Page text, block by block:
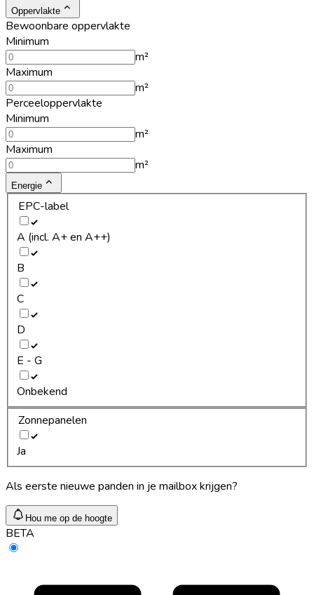
Oppervlakte
Bewoonbare oppervlakte
Minimum
m²
Maximum
m²
Perceeloppervlakte
Minimum
m²
Maximum
m²
Energie
EPC-label
A (incl. A+ en A++)
B
C
D
E - G
Onbekend
Zonnepanelen
Ja
Als eerste nieuwe panden in je mailbox krijgen?
Hou me op de hoogte
BETA